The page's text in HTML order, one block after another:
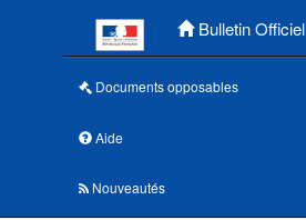
Bulletin Officiel
Documents opposables
Aide
Nouveautés